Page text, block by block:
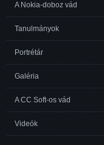
A Nokia-doboz vád
Tanulmányok
Portrétár
Galéria
A CC Soft-os vád
Videók